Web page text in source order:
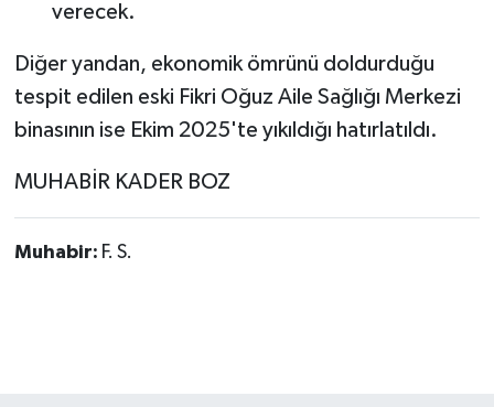
verecek.
Diğer yandan, ekonomik ömrünü doldurduğu
tespit edilen eski Fikri Oğuz Aile Sağlığı Merkezi
binasının ise Ekim 2025'te yıkıldığı hatırlatıldı.
MUHABİR KADER BOZ
Muhabir: F. S.